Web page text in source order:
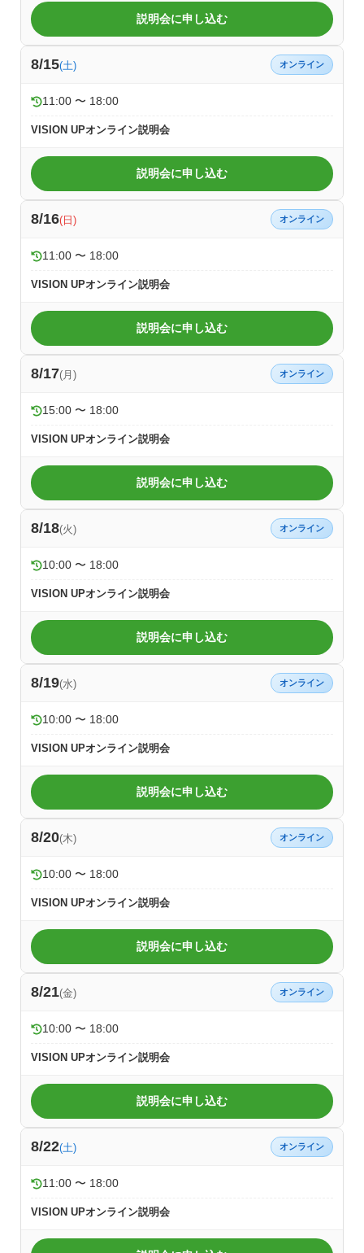
説明会に申し込む
8/15(土) オンライン
11:00 〜 18:00
VISION UPオンライン説明会
説明会に申し込む
8/16(日) オンライン
11:00 〜 18:00
VISION UPオンライン説明会
説明会に申し込む
8/17(月) オンライン
15:00 〜 18:00
VISION UPオンライン説明会
説明会に申し込む
8/18(火) オンライン
10:00 〜 18:00
VISION UPオンライン説明会
説明会に申し込む
8/19(水) オンライン
10:00 〜 18:00
VISION UPオンライン説明会
説明会に申し込む
8/20(木) オンライン
10:00 〜 18:00
VISION UPオンライン説明会
説明会に申し込む
8/21(金) オンライン
10:00 〜 18:00
VISION UPオンライン説明会
説明会に申し込む
8/22(土) オンライン
11:00 〜 18:00
VISION UPオンライン説明会